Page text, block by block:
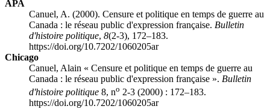
APA
Canuel, A. (2000). Censure et politique en temps de guerre au
Canada : le réseau public d'expression française. Bulletin
d'histoire politique, 8(2-3), 172–183.
https://doi.org/10.7202/1060205ar
Chicago
Canuel, Alain « Censure et politique en temps de guerre au
Canada : le réseau public d'expression française ». Bulletin
d'histoire politique 8, no 2-3 (2000) : 172–183.
https://doi.org/10.7202/1060205ar